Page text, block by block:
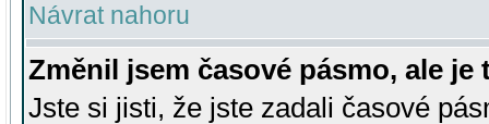
Návrat nahoru
Změnil jsem časové pásmo, ale je
Jste si jisti, že jste zadali časové